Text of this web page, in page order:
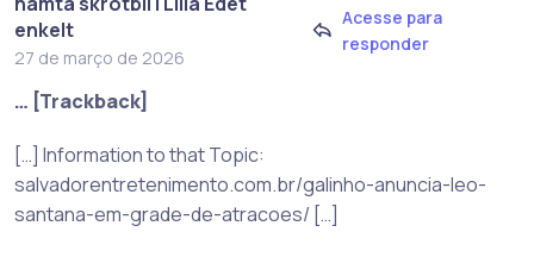
enkelt
27 de março de 2026
Acesse para
responder
… [Trackback]
[…] Information to that Topic:
salvadorentretenimento.com.br/galinho-anuncia-leo-
santana-em-grade-de-atracoes/ […]